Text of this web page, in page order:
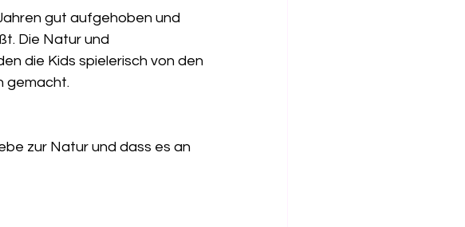
gut aufgehoben und
Die Natur und
die Kids spielerisch von den
gemacht.
zur Natur und dass es an